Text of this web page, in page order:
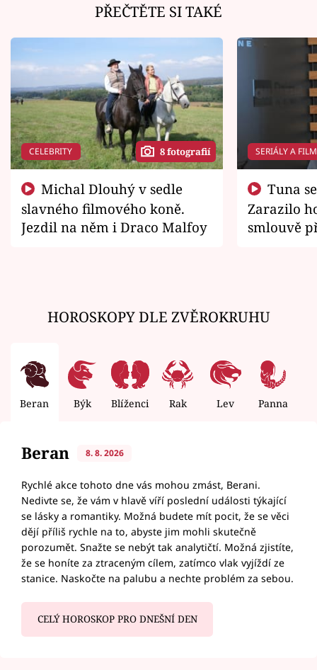
PŘEČTĚTE SI TAKÉ
CELEBRITY 8 fotografií
slavného filmového koně.
Jezdil na něm i Draco Malfoy
SERIÁLY A
Zarazilo
smlouvě
HOROSKOPY DLE ZVĚROKRUHU
Beran Býk Blíženci Rak Lev Panna
Beran 8. 8. 2026
Rychlé akce tohoto dne vás mohou zmást, Berani.
Nedivte se, že vám v hlavě víří poslední události týkající
se lásky a romantiky. Možná budete mít pocit, že se věci
dějí příliš rychle na to, abyste jim mohli skutečně
porozumět. Snažte se nebýt tak analytičtí. Možná zjistíte,
že se honíte za ztraceným cílem, zatímco vlak vyjíždí ze
stanice. Naskočte na palubu a nechte problém za sebou.
CELÝ HOROSKOP PRO DNEŠNÍ DEN